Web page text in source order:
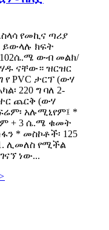
የመኪና ጣሪያ
ይውላሉ ክፍት
ውብ መልክ/
ናቸው። ዝርዝር
የ PVC ታርፕ (ውሃ
220 ግ ባለ 2-
ጨርቅ (ውሃ
አሉሚኒየም፤ *
+ 3 ሴ.ሜ ቁመት
* መስኮቶች፡ 125
ሊመለስ የሚችል
ነው...